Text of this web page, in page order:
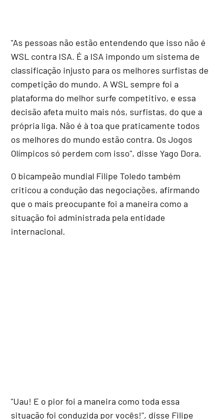
"As pessoas não estão entendendo que isso não é
WSL contra ISA. É a ISA impondo um sistema de
classificação injusto para os melhores surfistas de
competição do mundo. A WSL sempre foi a
plataforma do melhor surfe competitivo, e essa
decisão afeta muito mais nós, surfistas, do que a
própria liga. Não é à toa que praticamente todos
os melhores do mundo estão contra. Os Jogos
Olímpicos só perdem com isso", disse Yago Dora.
O bicampeão mundial Filipe Toledo também
criticou a condução das negociações, afirmando
que o mais preocupante foi a maneira como a
situação foi administrada pela entidade
internacional.
"Uau! E o pior foi a maneira como toda essa
situação foi conduzida por vocês!", disse Filipe